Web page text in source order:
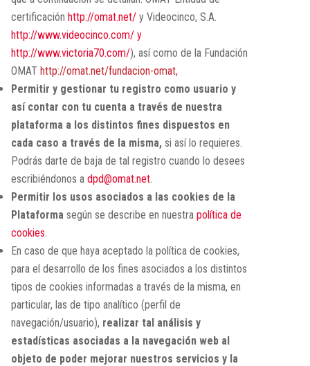
certificación http://omat.net/ y Videocinco, S.A.
http://www.videocinco.com/ y
http://www.victoria70.com/), así como de la Fundación
OMAT http://omat.net/fundacion-omat,
Permitir y gestionar tu registro como usuario y
así contar con tu cuenta a través de nuestra
plataforma a los distintos fines dispuestos en
cada caso a través de la misma, si así lo requieres.
Podrás darte de baja de tal registro cuando lo desees
escribiéndonos a dpd@omat.net.
Permitir los usos asociados a las cookies de la
Plataforma según se describe en nuestra política de
cookies.
En caso de que haya aceptado la política de cookies,
para el desarrollo de los fines asociados a los distintos
tipos de cookies informadas a través de la misma, en
particular, las de tipo analítico (perfil de
navegación/usuario), realizar tal análisis y
estadísticas asociadas a la navegación web al
objeto de poder mejorar nuestros servicios y la